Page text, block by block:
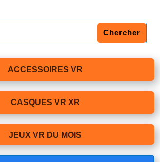
ACCESSOIRES VR
CASQUES VR XR
JEUX VR DU MOIS